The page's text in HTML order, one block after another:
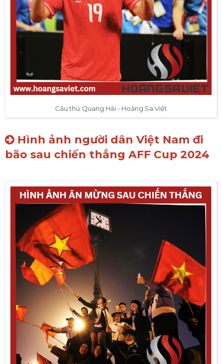
Cầu thủ Quang Hải - Hoàng Sa Việt
Hình ảnh người dân Việt Nam đi
bão sau chiến thắng AFF Cup 2024